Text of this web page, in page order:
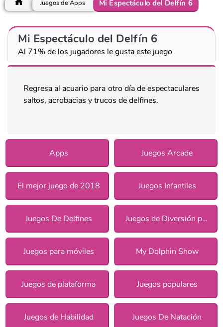
Juegos de Apps Mi Espectáculo del Delfín 6
Mi Espectáculo del Delfín 6
Al 71% de los jugadores le gusta este juego
Regresa al acuario para otro día de espectaculares
saltos, acrobacias y trucos de delfines.
Apps Juegos Arcade
El mejor juego de 2018 Juegos Infantiles
Juegos De Delfines Juegos de Diversión para chicas
Juegos para móviles My Dolphin Show
Juegos de plataforma Juegos populares
Juegos de Habilidad Juegos De Natación